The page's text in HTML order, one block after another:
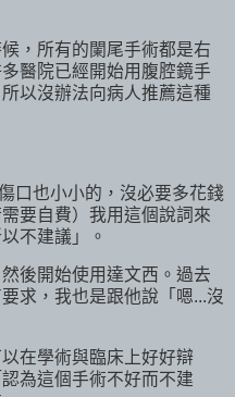
，所有的闌尾手術都是右
醫院已經開始用腹腔鏡手
以沒辦法向病人推薦這種
口也小小的，沒必要多花錢
要自費）我用這個說詞來
不建議」。
後開始使用達文西。過去
求，我也是跟他說「嗯...沒
在學術與臨床上好好辯
為這個手術不好而不建